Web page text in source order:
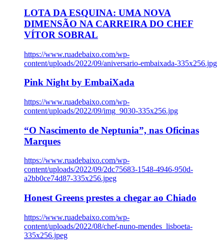
LOTA DA ESQUINA: UMA NOVA
DIMENSÃO NA CARREIRA DO CHEF
VÍTOR SOBRAL
https://www.ruadebaixo.com/wp-
content/uploads/2022/09/aniversario-embaixada-335x256.jpg
Pink Night by EmbaiXada
https://www.ruadebaixo.com/wp-
content/uploads/2022/09/img_9030-335x256.jpg
“O Nascimento de Neptunia”, nas Oficinas
Marques
https://www.ruadebaixo.com/wp-
content/uploads/2022/09/2dc75683-1548-4946-950d-
a2bb0ce74d87-335x256.jpeg
Honest Greens prestes a chegar ao Chiado
https://www.ruadebaixo.com/wp-
content/uploads/2022/08/chef-nuno-mendes_lisboeta-
335x256.jpeg